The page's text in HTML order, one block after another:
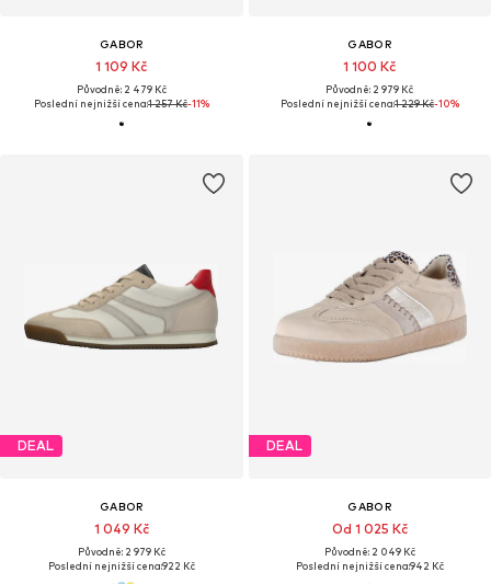
GABOR
1 109 Kč
Původně: 2 479 Kč
Poslední nejnižší cena:1 257 Kč-11%
GABOR
1 100 Kč
Původně: 2 979 Kč
Poslední nejnižší cena:1 229 Kč-10%
DEAL
GABOR
1 049 Kč
Původně: 2 979 Kč
Poslední nejnižší cena:922 Kč
DEAL
GABOR
Od 1 025 Kč
Původně: 2 049 Kč
Poslední nejnižší cena:942 Kč